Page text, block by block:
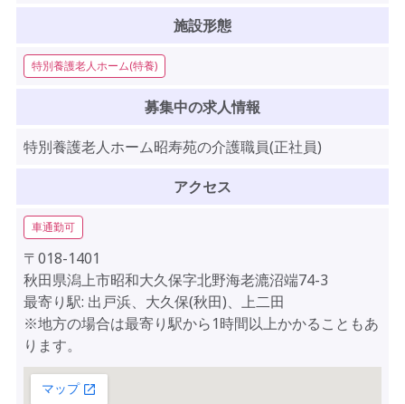
施設形態
特別養護老人ホーム(特養)
募集中の求人情報
特別養護老人ホーム昭寿苑の介護職員(正社員)
アクセス
車通勤可
〒018-1401
秋田県潟上市昭和大久保字北野海老漉沼端74-3
最寄り駅: 出戸浜、大久保(秋田)、上二田
※地方の場合は最寄り駅から1時間以上かかることもあ
ります。